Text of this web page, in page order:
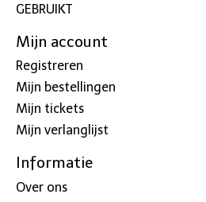
GEBRUIKT
Mijn account
Registreren
Mijn bestellingen
Mijn tickets
Mijn verlanglijst
Informatie
Over ons